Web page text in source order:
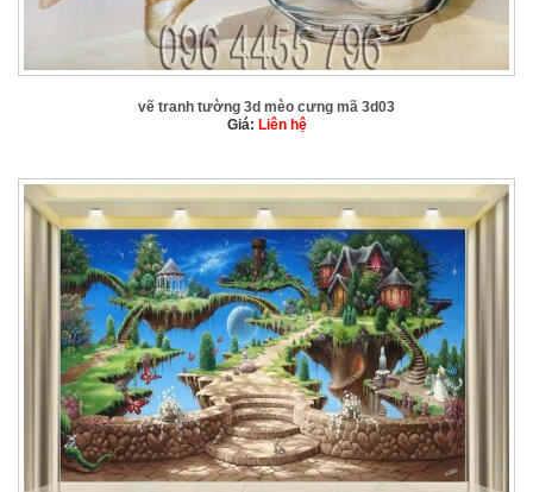
vẽ tranh tường 3d mèo cưng mã 3d03
Giá: Liên hệ